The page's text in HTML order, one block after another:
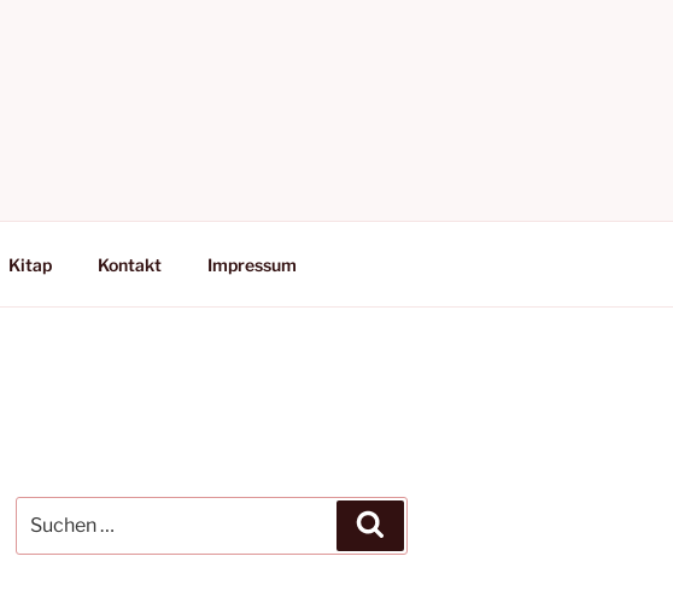
Kitap Kontakt Impressum
nach: